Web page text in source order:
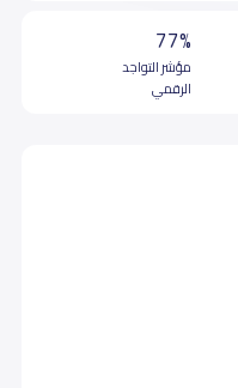
77%
مؤشر التواجد
الرقمي